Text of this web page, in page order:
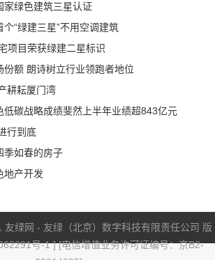
家绿色建筑三星认证
“绿建三星”不用空调建筑
项目荣获绿建二星标识
份额 朗诗树立行业领跑者地位
耕耘厦门湾
低碳战略成绩斐然上半年业绩超843亿元
行到底
季如春的房子
地产开发
绿网 - 友绿（北京）数字科技有限责任公司 版
号-1] [电信增值业务许可证编号：京B2-